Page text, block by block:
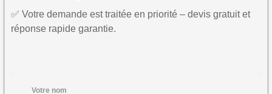
✅ Votre demande est traitée en priorité – devis gratuit et
réponse rapide garantie.
Votre nom